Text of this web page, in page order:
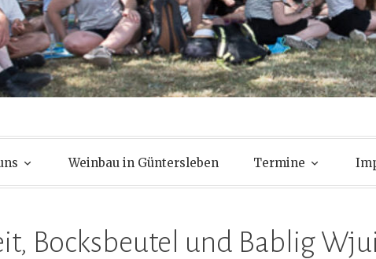
Weinbau in Güntersleben Termine
Bocksbeutel und Bablig